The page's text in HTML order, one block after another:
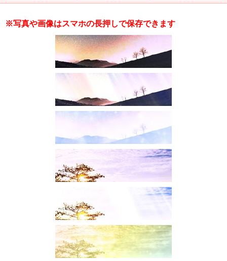
※写真や画像はスマホの長押しで保存できます